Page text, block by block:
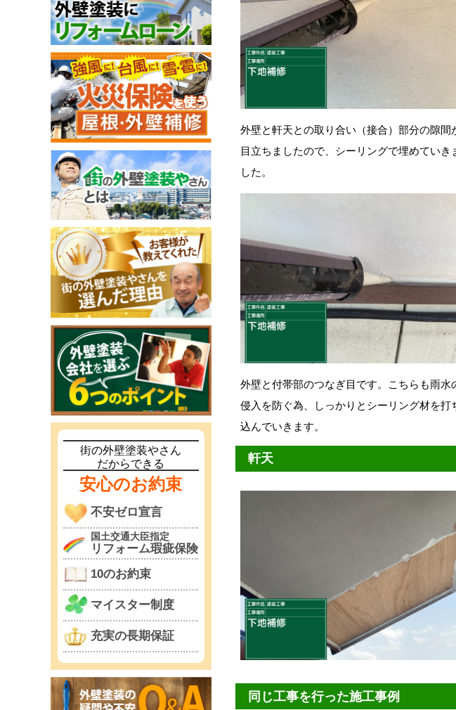
外壁と軒天との取り合い（接合）部分の隙間
目立ちましたので、シーリングで埋めていき
した。
外壁と付帯部のつなぎ目です。こちらも雨水
侵入を防ぐ為、しっかりとシーリング材を打
込んでいきます。
軒天
同じ工事を行った施工事例
街の外壁塗装やさん
だからできる
安心のお約束
不安ゼロ宣言
国土交通大臣指定
リフォーム瑕疵保険
10のお約束
マイスター制度
充実の長期保証